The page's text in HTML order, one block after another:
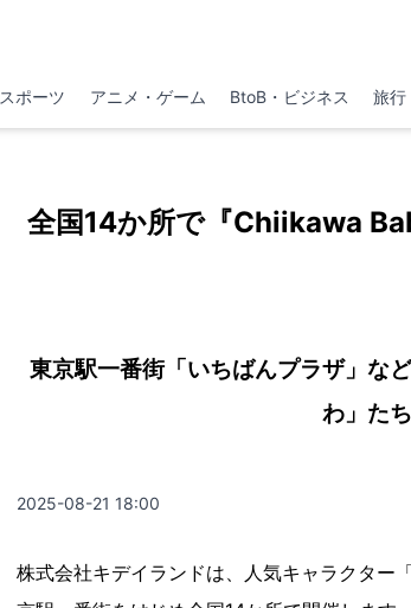
スポーツ アニメ・ゲーム BtoB・ビジネス 旅行
全国14か所で『Chiikawa
東京駅一番街「いちばんプラザ」な
わ」た
2025-08-21 18:00
株式会社キデイランドは、人気キャラクタ